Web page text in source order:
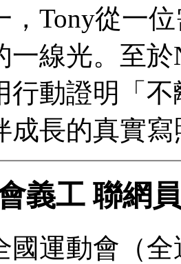
，Tony從一
一線光。至
行動證明「
成長的真實寫
義工 聯網
國運動會（